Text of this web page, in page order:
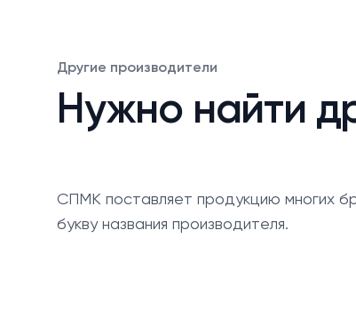
Другие производители
Нужно найти
СПМК поставляет продукцию многих
букву названия производителя.